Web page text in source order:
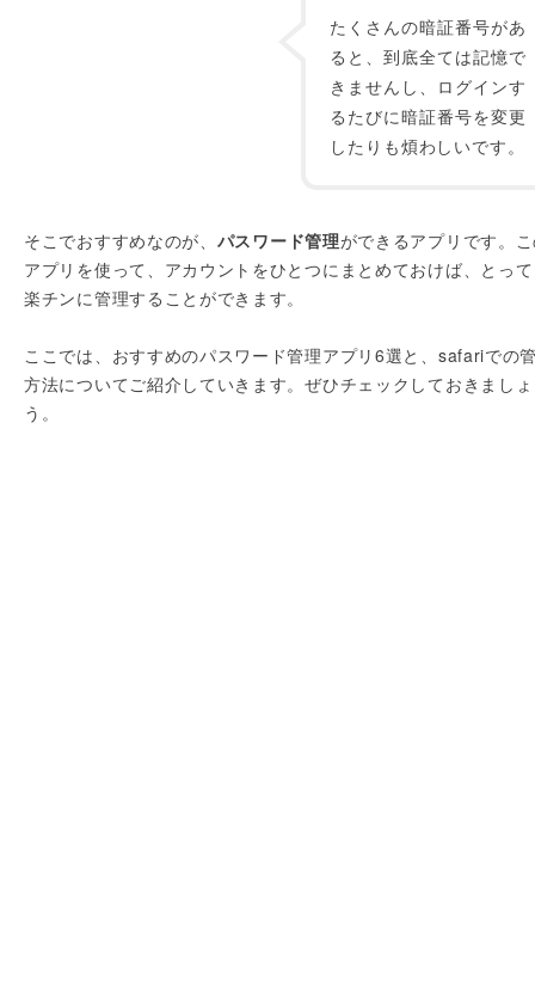
たくさんの暗証番号があ
ると、到底全ては記憶で
きませんし、ログインす
るたびに暗証番号を変更
したりも煩わしいです。
そこでおすすめなのが、 パスワード管理ができるアプリです。
アプリを使って、アカウントをひとつにまとめておけば、とっ
楽チンに管理することができます。
ここでは、おすすめのパスワード管理アプリ6選と、safariでの
方法についてご紹介していきます。ぜひチェックしておきましょ
う。